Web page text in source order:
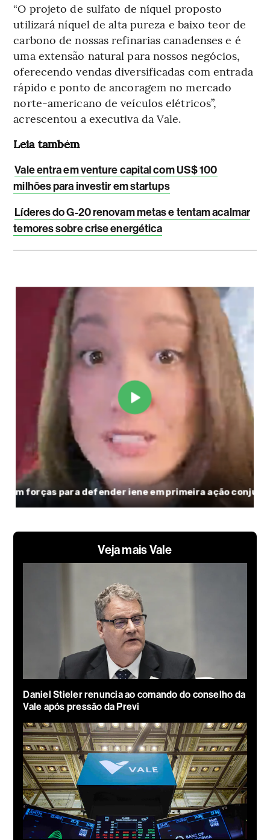
“O projeto de sulfato de níquel proposto
utilizará níquel de alta pureza e baixo teor de
carbono de nossas refinarias canadenses e é
uma extensão natural para nossos negócios,
oferecendo vendas diversificadas com entrada
rápido e ponto de ancoragem no mercado
norte-americano de veículos elétricos”,
acrescentou a executiva da Vale.
Leia também
Vale entra em venture capital com US$ 100
milhões para investir em startups
Líderes do G-20 renovam metas e tentam acalmar
temores sobre crise energética
Veja mais Vale
Daniel Stieler renuncia ao comando do conselho da
Vale após pressão da Previ